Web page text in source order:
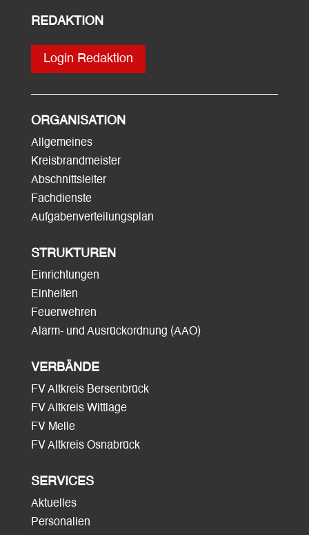
REDAKTION
Login Redaktion
ORGANISATION
Allgemeines
Kreisbrandmeister
Abschnittsleiter
Fachdienste
Aufgabenverteilungsplan
STRUKTUREN
Einrichtungen
Einheiten
Feuerwehren
Alarm- und Ausrückordnung (AAO)
VERBÄNDE
FV Altkreis Bersenbrück
FV Altkreis Wittlage
FV Melle
FV Altkreis Osnabrück
SERVICES
Aktuelles
Personalien